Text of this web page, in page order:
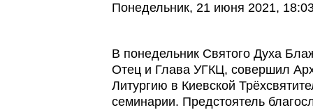
Понедельник, 21 июня 2021,
В понедельник Святого Духа
Отец и Глава УГКЦ, совершил
Литургию в Киевской
семинарии. Предстоятель